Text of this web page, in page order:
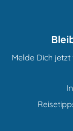
Melde Dich